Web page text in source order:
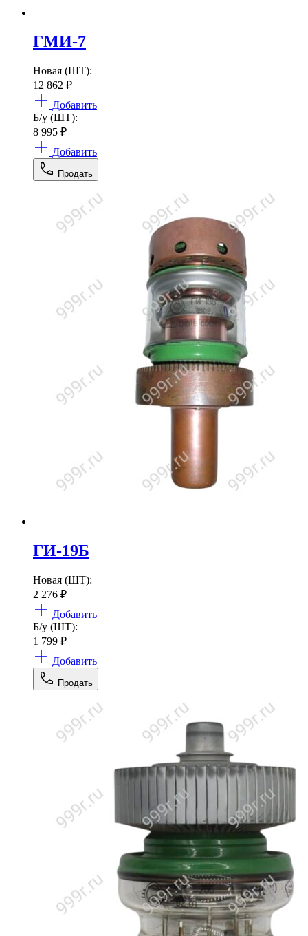
ГМИ-7
Новая (ШТ):
12 862 ₽
Добавить
Б/у (ШТ):
8 995 ₽
Добавить
Продать
ГИ-19Б
Новая (ШТ):
2 276 ₽
Добавить
Б/у (ШТ):
1 799 ₽
Добавить
Продать